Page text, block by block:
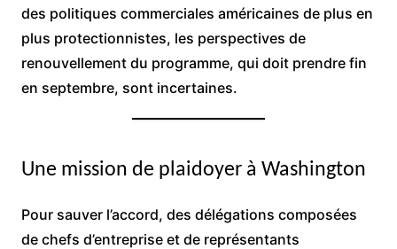
des politiques commerciales américaines de plus en
plus protectionnistes, les perspectives de
renouvellement du programme, qui doit prendre fin
en septembre, sont incertaines.
Une mission de plaidoyer à Washington
Pour sauver l’accord, des délégations composées
de chefs d’entreprise et de représentants